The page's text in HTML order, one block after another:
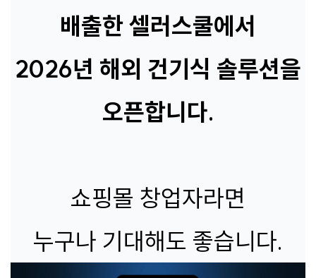
배출한 셀러스쿨에서
2026년 해외 건기식 솔루션을
오픈합니다.
쇼핑몰 창업자라면
누구나 기대해도 좋습니다.